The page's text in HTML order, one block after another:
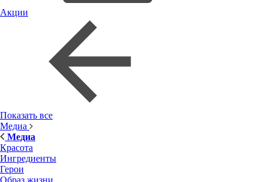
Акции
Показать все
Медиа
Медиа
Красота
Ингредиенты
Герои
Образ жизни